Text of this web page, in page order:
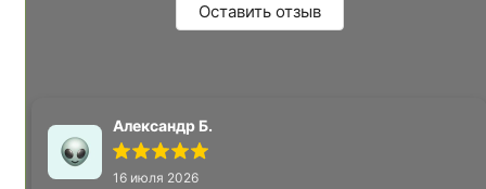
Оставить отзыв
Александр Б.
16 июля 2026